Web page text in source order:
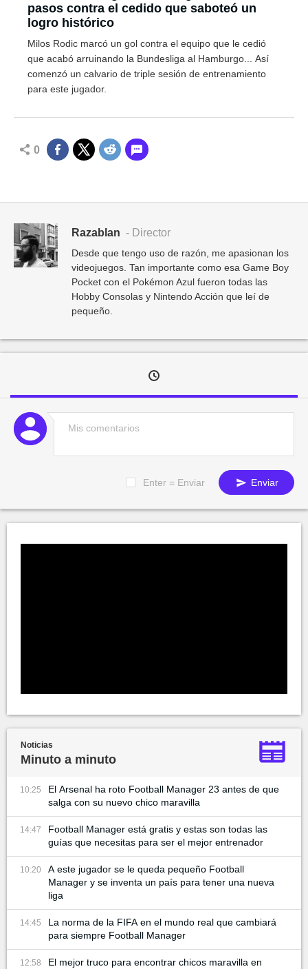
pasos contra el cedido que saboteó un
logro histórico
Milos Rodic marcó un gol contra el equipo que le cedió
que acabó arruinando la Bundesliga al Hamburgo... Así
comenzó un calvario de triple sesión de entrenamiento
para este jugador.
0
Razablan - Director
Desde que tengo uso de razón, me apasionan los
videojuegos. Tan importante como esa Game Boy
Pocket con el Pokémon Azul fueron todas las
Hobby Consolas y Nintendo Acción que leí de
pequeño.
Enter = Enviar Enviar
Noticias
Minuto a minuto
10:25
El Arsenal ha roto Football Manager 23 antes de que
salga con su nuevo chico maravilla
14:47
Football Manager está gratis y estas son todas las
guías que necesitas para ser el mejor entrenador
10:20
A este jugador se le queda pequeño Football
Manager y se inventa un país para tener una nueva
liga
14:45
La norma de la FIFA en el mundo real que cambiará
para siempre Football Manager
12:58
El mejor truco para encontrar chicos maravilla en